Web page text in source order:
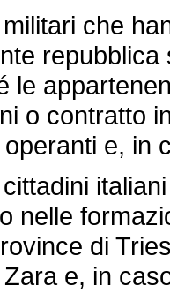
che
le
o contratto
e, in
italiani
nelle
di
e, in